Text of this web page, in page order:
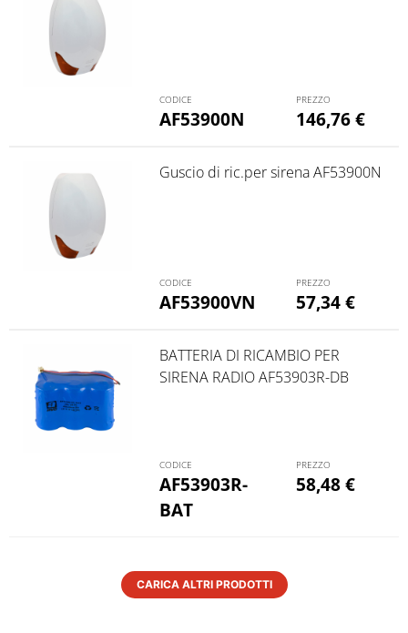
AF53900N 146,76€
AF53900VN
Guscio di ric.per sirena AF53900N
57,34€
AF53903R-
BAT
BATTERIA DI RICAMBIO PER
SIRENA RADIO AF53903R-DB
58,48€
CARICA ALTRI PRODOTTI